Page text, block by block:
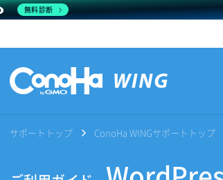
サポートトップ ConoHa WINGサポートトップ
無料診断